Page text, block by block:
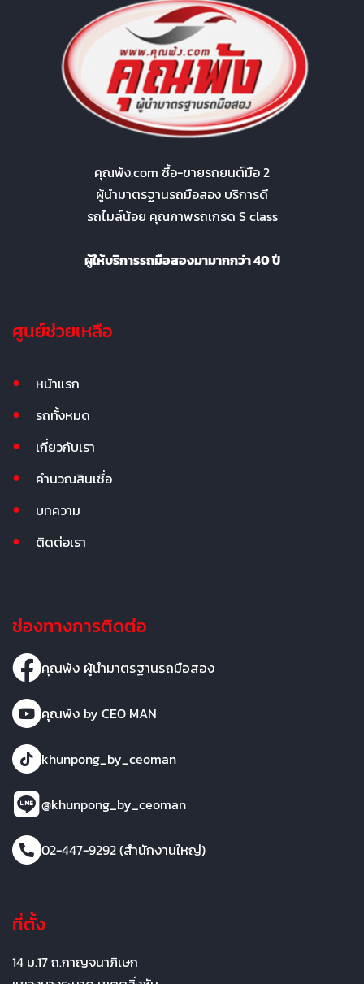
คุณพ้ง.com ซื้อ-ขายรถยนต์มือ 2
ผู้นำมาตรฐานรถมือสอง บริการดี
รถไมล์น้อย คุณภาพรถเกรด S class
ผู้ให้บริการรถมือสองมามากกว่า 40 ปี
ศูนย์ช่วยเหลือ
หน้าแรก
รถทั้งหมด
เกี่ยวกับเรา
คำนวณสินเชื่อ
บทความ
ติดต่อเรา
ช่องทางการติดต่อ
คุณพ้ง ผู้นำมาตรฐานรถมือสอง
คุณพ้ง by CEO MAN
khunpong_by_ceoman
@khunpong_by_ceoman
02-447-9292 (สำนักงานใหญ่)
ที่ตั้ง
14 ม.17 ถ.กาญจนาภิเษก